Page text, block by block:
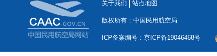
关于我们 站点地图
版权所有：中国民用航空局
ICP备案编号：京ICP备19046468号